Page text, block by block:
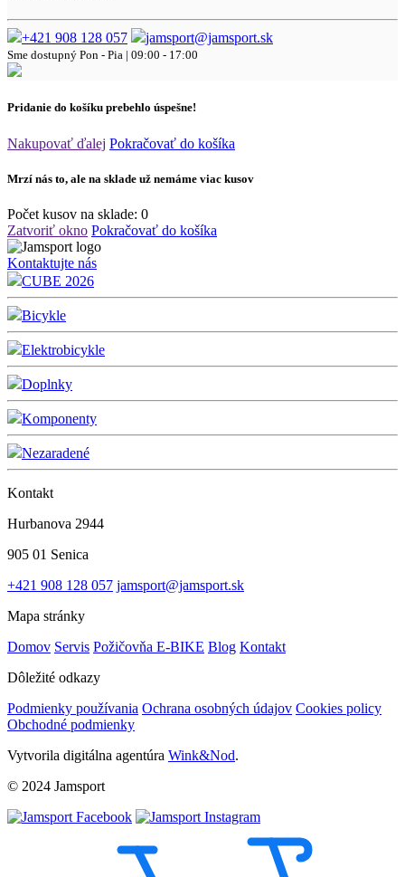
+421 908 128 057 jamsport@jamsport.sk
Sme dostupný Pon - Pia | 09:00 - 17:00
Pridanie do košíku prebehlo úspešne!
Nakupovať ďalej Pokračovať do košíka
Mrzí nás to, ale na sklade už nemáme viac kusov
Počet kusov na sklade: 0
Zatvoriť okno Pokračovať do košíka
Kontaktujte nás
CUBE 2026
Bicykle
Elektrobicykle
Doplnky
Komponenty
Nezaradené
Kontakt
Hurbanova 2944
905 01 Senica
+421 908 128 057 jamsport@jamsport.sk
Mapa stránky
Domov Servis Požičovňa E-BIKE Blog Kontakt
Dôležité odkazy
Podmienky používania Ochrana osobných údajov Cookies policy
Obchodné podmienky
Vytvorila digitálna agentúra Wink&Nod.
© 2024 Jamsport